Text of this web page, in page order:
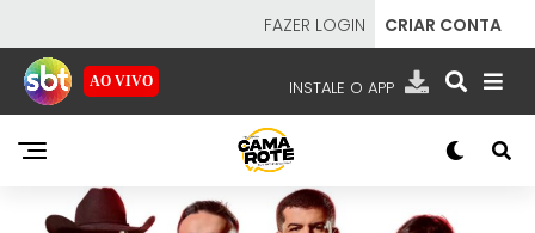
FAZER LOGIN CRIAR CONTA
AO VIVO INSTALE O APP
EMISSORAS
NOSSAS REDES APP TV SBT